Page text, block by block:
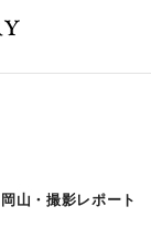
岡山・撮影レポート